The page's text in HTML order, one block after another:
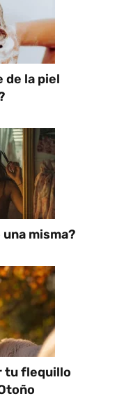
de la piel
misma?
tu flequillo